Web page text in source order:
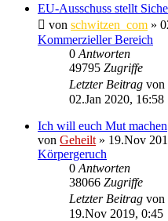
EU-Ausschuss stellt
von schwitzen_com »
Kommerzieller Bereich
0 Antworten
49795 Zugriffe
Letzter Beitrag von
02.Jan 2020, 16:58
Ich will euch Mut machen
von Geheilt » 19.Nov
Körpergeruch
0 Antworten
38066 Zugriffe
Letzter Beitrag von
19.Nov 2019, 0:45